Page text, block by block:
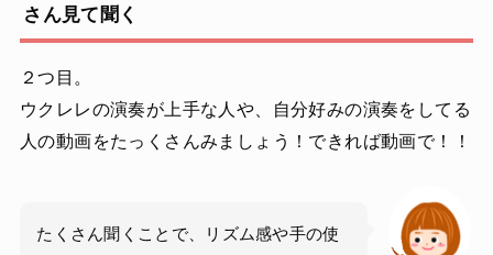
さん見て聞く
２つ目。
ウクレレの演奏が上手な人や、自分好みの演奏をしてる
人の動画をたっくさんみましょう！できれば動画で！！
たくさん聞くことで、リズム感や手の使